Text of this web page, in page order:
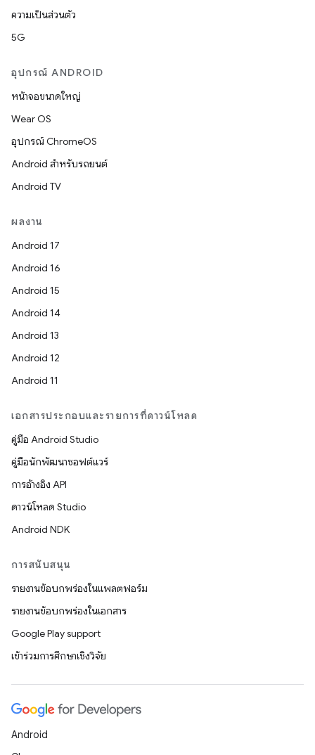
ความเป็นส่วนตัว
5G
อุปกรณ์ ANDROID
หน้าจอขนาดใหญ่
Wear OS
อุปกรณ์ ChromeOS
Android สำหรับรถยนต์
Android TV
ผลงาน
Android 17
Android 16
Android 15
Android 14
Android 13
Android 12
Android 11
เอกสารประกอบและรายการที่ดาวน์โหลด
คู่มือ Android Studio
คู่มือนักพัฒนาซอฟต์แวร์
การอ้างอิง API
ดาวน์โหลด Studio
Android NDK
การสนับสนุน
รายงานข้อบกพร่องในแพลตฟอร์ม
รายงานข้อบกพร่องในเอกสาร
Google Play support
เข้าร่วมการศึกษาเชิงวิจัย
Android